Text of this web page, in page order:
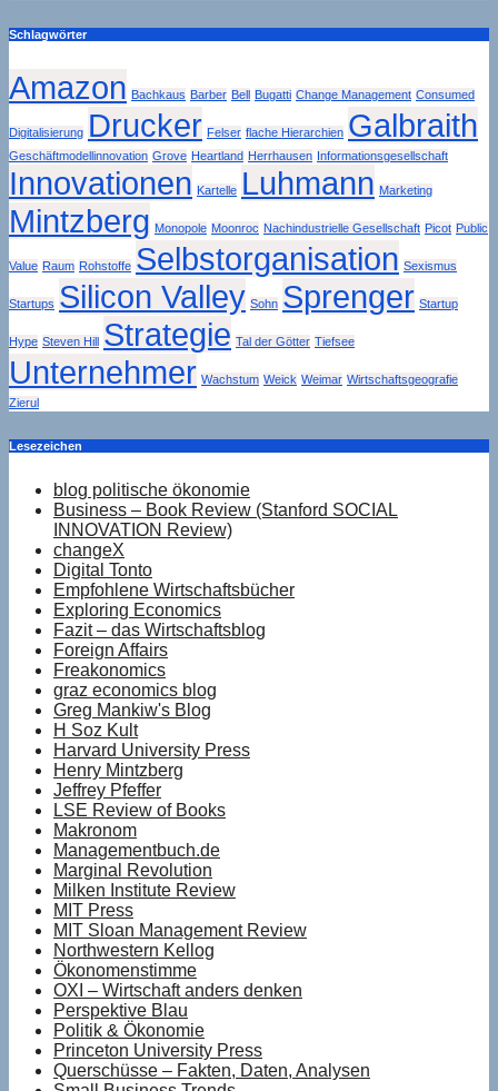
Schlagwörter
Amazon Bachkaus Barber Bell Bugatti Change Management Consumed
Digitalisierung Drucker Felser flache Hierarchien Galbraith
Geschäftmodellinnovation Grove Heartland Herrhausen Informationsgesellschaft
Innovationen Kartelle Luhmann Marketing
Mintzberg Monopole Moonroc Nachindustrielle Gesellschaft Picot Public
Value Raum Rohstoffe Selbstorganisation Sexismus
Startups Silicon Valley Sohn Sprenger Startup
Hype Steven Hill Strategie Tal der Götter Tiefsee
Unternehmer Wachstum Weick Weimar Wirtschaftsgeografie
Zierul
Lesezeichen
blog politische ökonomie
Business – Book Review (Stanford SOCIAL
INNOVATION Review)
changeX
Digital Tonto
Empfohlene Wirtschaftsbücher
Exploring Economics
Fazit – das Wirtschaftsblog
Foreign Affairs
Freakonomics
graz economics blog
Greg Mankiw's Blog
H Soz Kult
Harvard University Press
Henry Mintzberg
Jeffrey Pfeffer
LSE Review of Books
Makronom
Managementbuch.de
Marginal Revolution
Milken Institute Review
MIT Press
MIT Sloan Management Review
Northwestern Kellog
Ökonomenstimme
OXI – Wirtschaft anders denken
Perspektive Blau
Politik & Ökonomie
Princeton University Press
Querschüsse – Fakten, Daten, Analysen